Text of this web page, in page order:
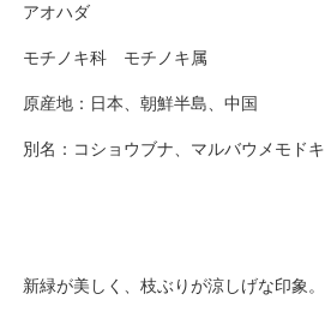
アオハダ
モチノキ科 モチノキ属
原産地：日本、朝鮮半島、中国
別名：コショウブナ、マルバウメモドキ
新緑が美しく、枝ぶりが涼しげな印象。